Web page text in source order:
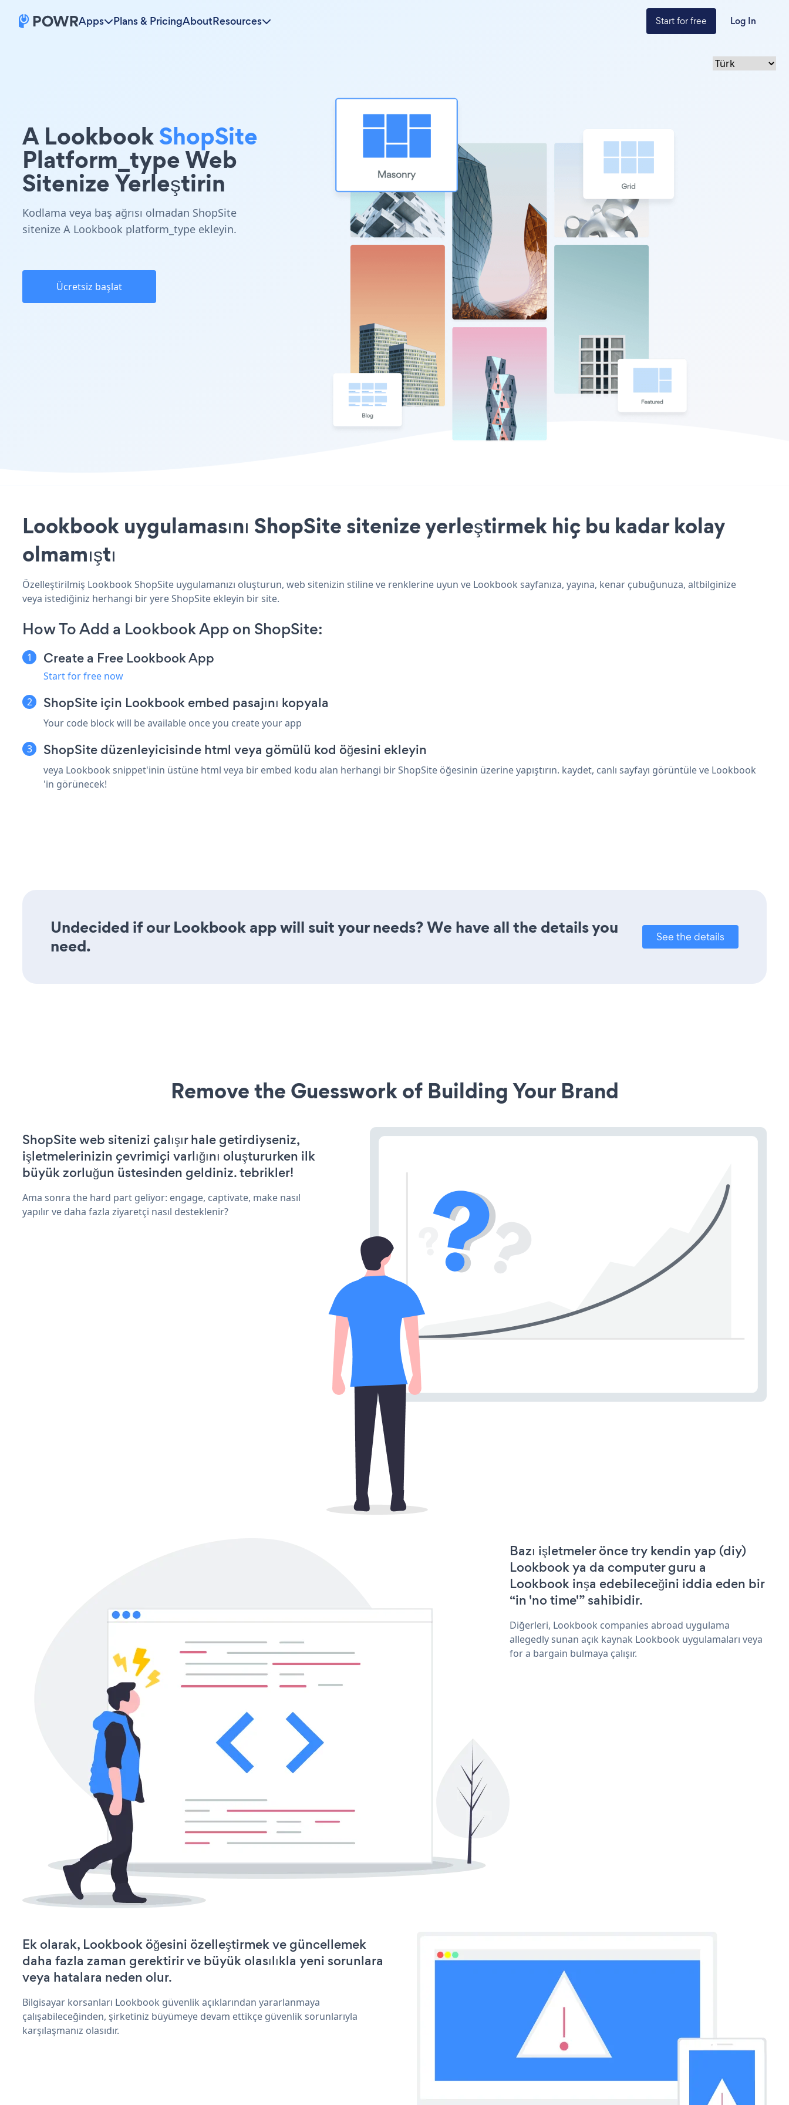
Apps Plans & PricingAboutResources Start for free Log In
A LookbookShopSite
Platform_type Web
Sitenize Yerleştirin
Kodlama veya baş ağrısı olmadan ShopSite
sitenize A Lookbook platform_type ekleyin.
Ücretsiz başlat
Lookbook uygulamasını ShopSite sitenize yerleştirmek hiç bu kadar kolay
olmamıştı
Özelleştirilmiş Lookbook ShopSite uygulamanızı oluşturun, web sitenizin stiline ve renklerine uyun ve Lookbook sayfanıza, yayına, kenar çubuğunuza, altbilginize
veya istediğiniz herhangi bir yere ShopSite ekleyin bir site.
How To Add a Lookbook App on ShopSite:
Create a Free Lookbook App
Start for free now
ShopSite için Lookbook embed pasajını kopyala
Your code block will be available once you create your app
ShopSite düzenleyicisinde html veya gömülü kod öğesini ekleyin
veya Lookbook snippet'inin üstüne html veya bir embed kodu alan herhangi bir ShopSite öğesinin üzerine yapıştırın. kaydet, canlı sayfayı görüntüle ve Lookbook
'in görünecek!
Undecided if our Lookbook app will suit your needs? We have all the details you
need.
See the details
Remove the Guesswork of Building Your Brand
ShopSite web sitenizi çalışır hale getirdiyseniz,
işletmelerinizin çevrimiçi varlığını oluştururken ilk
büyük zorluğun üstesinden geldiniz. tebrikler!
Ama sonra the hard part geliyor: engage, captivate, make nasıl
yapılır ve daha fazla ziyaretçi nasıl desteklenir?
Bazı işletmeler önce try kendin yap (diy)
Lookbook ya da computer guru a
Lookbook inşa edebileceğini iddia eden bir
“in 'no time'” sahibidir.
Diğerleri, Lookbook companies abroad uygulama
allegedly sunan açık kaynak Lookbook uygulamaları veya
for a bargain bulmaya çalışır.
Ek olarak, Lookbook öğesini özelleştirmek ve güncellemek
daha fazla zaman gerektirir ve büyük olasılıkla yeni sorunlara
veya hatalara neden olur.
Bilgisayar korsanları Lookbook güvenlik açıklarından yararlanmaya
çalışabileceğinden, şirketiniz büyümeye devam ettikçe güvenlik sorunlarıyla
karşılaşmanız olasıdır.